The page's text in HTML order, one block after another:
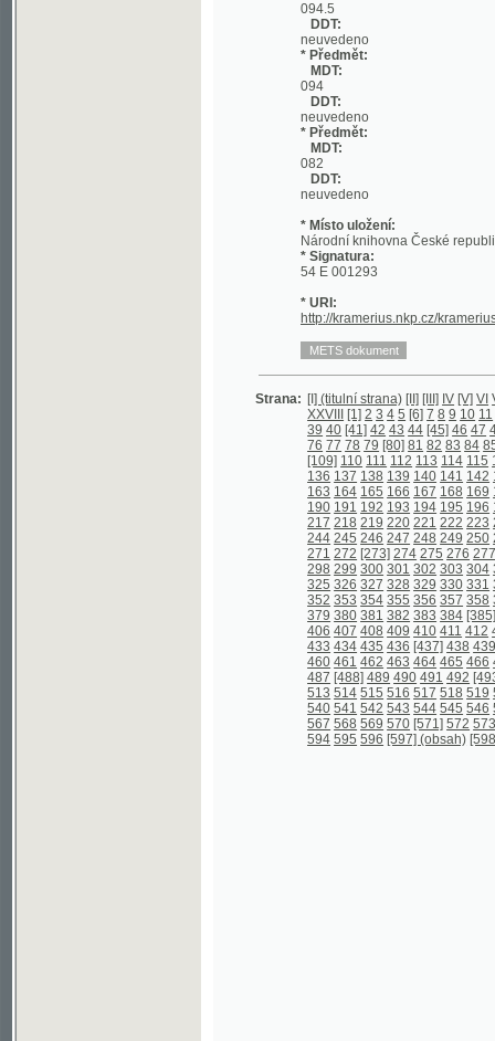
DDT:
neuvedeno
* Předmět:
MDT:
DDT:
neuvedeno
* Místo uložení:
Národní knihovna České republiky
* Signatura:
54 E 001293
* URI:
[I] (titulní strana) [II]
40 [41]
77 78 79 [80] 81 82 83 84 85 86 87
137 138 139 140
164 165 166 167 168
190 191 192 193 194 195 196 197 198
218 219 220 222 223 224 225
244 245 246 247 248 249 250 251 252
272 [273] 274 275 276 277 278
299 300 301 302 303 304 305 306
326 327 328 329 330 331 332 333
353 354 355 356 357 358 359 360
380 381 382 383 384 [385] 386
407 408 409 410 411 412 413 414
434 435 436 [437] 438 439 440
461 462 463 464 465 466 467 468
[488] 489 490 491 492 [493] 494
514 515 516 517 518 519 520 521
541 542 543 544 545 546 547 548
568 569 570 [571] 572 573 574
595 596 [597] (obsah) [598]